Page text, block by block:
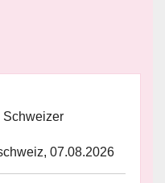
Schweizer
07.08.2026